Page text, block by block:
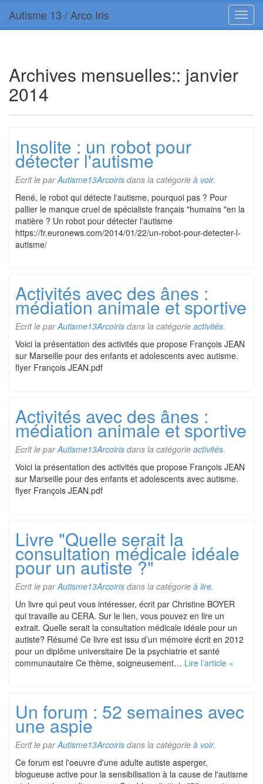
Autisme 13 / Arco Iris
Archives mensuelles:: janvier
2014
Insolite : un robot pour
détecter l'autisme
Ecrit le parAutisme13Arcoiris dans la catégorie à voir.
René, le robot qui détecte l'autisme, pourquoi pas ? Pour
pallier le manque cruel de spécialiste français "humains "en la
matière ? Un robot pour détecter l'autisme
https://fr.euronews.com/2014/01/22/un-robot-pour-detecter-l-
autisme/
Activités avec des ânes :
médiation animale et sportive
Ecrit le parAutisme13Arcoiris dans la catégorie activités.
Voici la présentation des activités que propose François JEAN
sur Marseille pour des enfants et adolescents avec autisme.
flyer François JEAN.pdf
Activités avec des ânes :
médiation animale et sportive
Ecrit le parAutisme13Arcoiris dans la catégorie activités.
Voici la présentation des activités que propose François JEAN
sur Marseille pour des enfants et adolescents avec autisme.
flyer François JEAN.pdf
Livre "Quelle serait la
consultation médicale idéale
pour un autiste ?"
Ecrit le parAutisme13Arcoiris dans la catégorie à lire.
Un livre qui peut vous intéresser, écrit par Christine BOYER
qui travaille au CERA. Sur le lien, vous pouvez en lire un
extrait. Quelle serait la consultation médicale idéale pour un
autiste? Résumé Ce livre est issu d’un mémoire écrit en 2012
pour un diplôme universitaire De la psychiatrie et santé
communautaire Ce thème, soigneusement… Lire l’article »
Un forum : 52 semaines avec
une aspie
Ecrit le parAutisme13Arcoiris dans la catégorie à voir.
Ce forum est l'oeuvre d'une adulte autiste asperger,
blogueuse active pour la sensibilisation à la cause de l'autisme